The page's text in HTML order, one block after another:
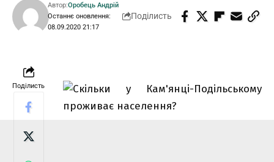
Останнє оновлення:
08.09.2020 21:17
Автор:Оробець Андрій
Поділисть
Поділисть